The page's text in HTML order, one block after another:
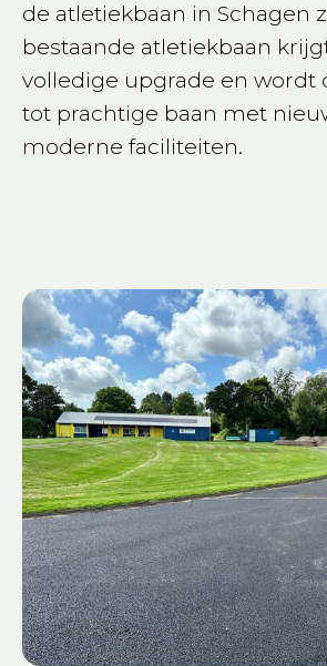
de atletiekbaan in Schagen
bestaande atletiekbaan
volledige upgrade en wordt
tot prachtige baan met
moderne faciliteiten.